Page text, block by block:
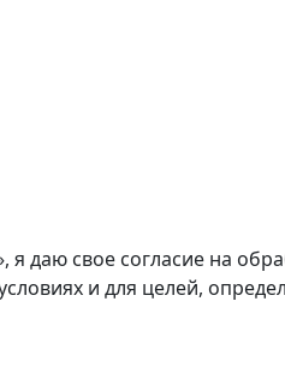
даю свое согласие на
и для целей,